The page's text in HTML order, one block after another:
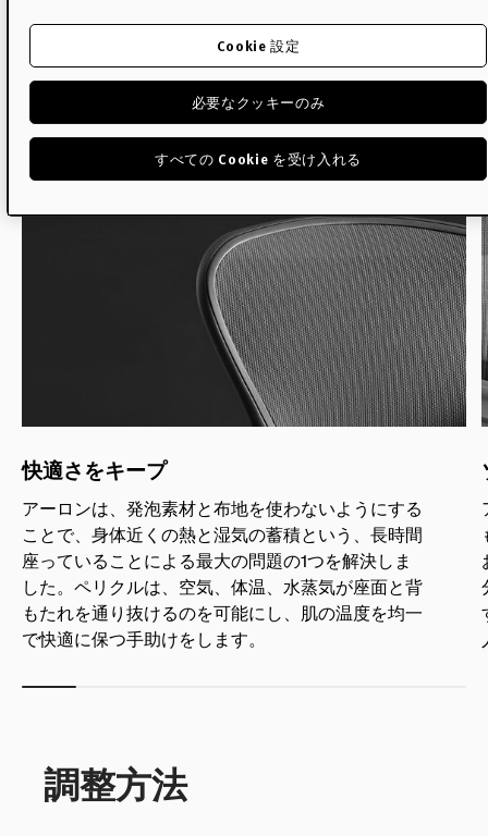
アーロンについて知りまし
ょう
快適さをキープ
アーロンは、発泡素材と布地を使わないようにする
ことで、身体近くの熱と湿気の蓄積という、長時間
座っていることによる最大の問題の1つを解決しま
した。ペリクルは、空気、体温、水蒸気が座面と背
もたれを通り抜けるのを可能にし、肌の温度を均一
で快適に保つ手助けをします。
調整方法
必要なクッキーのみ
すべての Cookie を受け入れる
Cookie 設定